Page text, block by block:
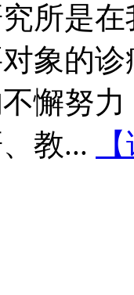
所是
象的
懈努
教...